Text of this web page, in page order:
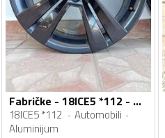
Fabričke - 18ICE5 *112 - Aluminijum felne
18ICE5 *112
Automobili
Aluminijum